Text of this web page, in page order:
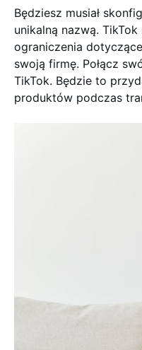
Będziesz musiał
unikalną nazwą.
ograniczenia
swoją firmę. Połącz
TikTok. Będzie to
produktów podczas